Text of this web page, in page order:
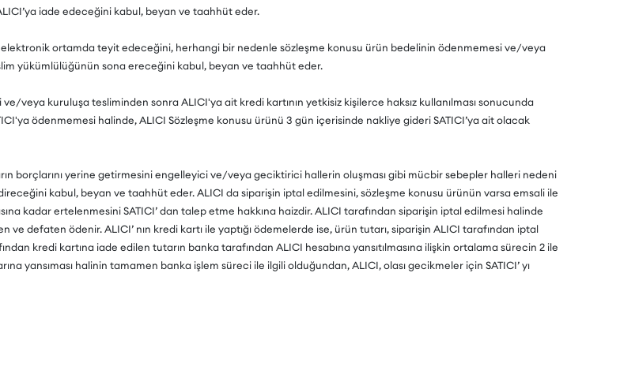
iade edeceğini kabul, beyan ve taahhüt eder.
ortamda teyit edeceğini, herhangi bir nedenle sözleşme konusu ürün bedelinin ödenmemesi ve/veya
yükümlülüğünün sona ereceğini kabul, beyan ve taahhüt eder.
veya kuruluşa tesliminden sonra ALICI'ya ait kredi kartının yetkisiz kişilerce haksız kullanılması sonucunda
ödenmemesi halinde, ALICI Sözleşme konusu ürünü 3 gün içerisinde nakliye gideri SATICI’ya ait olacak
borçlarını yerine getirmesini engelleyici ve/veya geciktirici hallerin oluşması gibi mücbir sebepler halleri nedeni
kabul, beyan ve taahhüt eder. ALICI da siparişin iptal edilmesini, sözleşme konusu ürünün varsa emsali ile
kadar ertelenmesini SATICI’ dan talep etme hakkına haizdir. ALICI tarafından siparişin iptal edilmesi halinde
ve defaten ödenir. ALICI’ nın kredi kartı ile yaptığı ödemelerde ise, ürün tutarı, siparişin ALICI tarafından iptal
kredi kartına iade edilen tutarın banka tarafından ALICI hesabına yansıtılmasına ilişkin ortalama sürecin 2 ile
yansıması halinin tamamen banka işlem süreci ile ilgili olduğundan, ALICI, olası gecikmeler için SATICI’ yı